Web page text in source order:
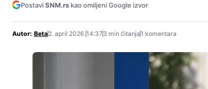
PostaviSNM.rs kao omiljeni Google izvor
Autor: Beta2. april 2026.14:373 min čitanja1 komentara